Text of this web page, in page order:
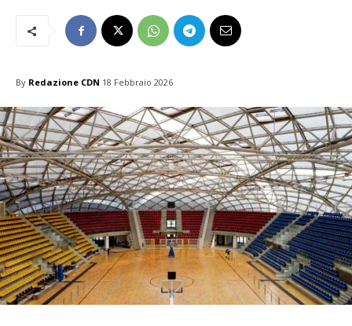
By Redazione CDN 18 Febbraio 2026